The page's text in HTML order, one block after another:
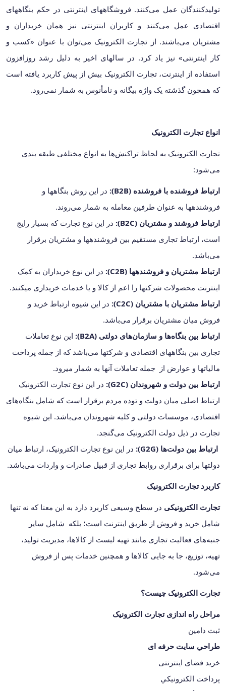
تولیدکنندگان عمل می‌کنند. فروشگاه‎های اینترنتی در حکم بنگاه‎های
اقتصادی عمل می‌کنند و کاربران اینترنتی نیز همان خریداران و
مشتریان می‌باشند. از تجارت الکترونیک می‌توان با عنوان «کسب و
کار اینترنتی» نیز یاد کرد. در سال‎های اخیر به دلیل رشد روزافزون
استفاده از اینترنت، تجارت الکترونیک بیش از پیش کاربرد یافته است
که همچون گذشته یک واژه بیگانه و نامأنوس به شمار نمی‌رود.
انواع تجارت الکترونیک
تجارت الکترونیک به لحاظ تراکنش‌ها به انواع مختلفی طبقه بندی
می‌شود:
ارتباط فروشنده با فروشنده (B2B):
در این روش بنگاه‎ها و
فروشنده‎ها به عنوان طرفین معامله به شمار می‌روند.
ارتباط فروشند و مشتریان (B2C):
در این نوع تجارت که بسیار رایج
است، ارتباط تجاری مستقیم بین فروشنده‎ها و مشتریان برقرار
می‌باشد.
ارتباط مشتریان و فروشنده‎ها (C2B):
در این نوع خریداران به کمک
اینترنت محصولات شرکت‎ها را اعم از کالا و یا خدمات خریداری می‎کنند.
ارتباط مشتریان با مشتریان (C2C):
در این شیوه ارتباط خرید و
فروش میان مشتریان برقرار می‌باشد.
ارتباط بین بنگاه‌ها و سازمان‌های دولتی (B2A):
این نوع تعاملات
تجاری بین بنگاه‎های اقتصادی و شرکت‎ها می‌باشد که از جمله پرداخت
مالیاتها و عوارض از جمله تعاملات آنها به شمار می‎رود.
ارتباط بین دولت و شهروندان (G2C):
در این نوع تجارت الکترونیک
ارتباط اصلی میان دولت و توده مردم برقرار است که شامل بنگاه‌های
اقتصادی، موسسات دولتی و کلیه شهروندان می‌باشد. این شیوه
تجارت در ذیل دولت الکترونیک می‌گنجد.
ارتباط بین دولت‌ها (G2G):
در این نوع تجارت الکترونیک، ارتباط میان
دولت‎ها برای برقراری روابط تجاری از قبیل صادرات و واردات می‌باشد.
کاربرد تجارت الکترونیک
تجارت الکترونیکی در سطح وسیعی کاربرد دارد به این معنا که نه تنها
شامل خرید و فروش از طریق اینترنت است؛ بلکه شامل سایر
جنبه‌های فعالیت تجاری مانند تهیه لیست از کالاها، مدیریت تولید،
تهیه، توزیع، جا به جایی کالاها و همچنین خدمات پس از فروش
می‌شود.
تجارت الکترونیک چیست؟
مراحل راه اندازی تجارت الکترونیک
ثبت دامین
طراحي سایت حرفه ای
خرید فضای اينترنتی
پرداخت الکترونيکي